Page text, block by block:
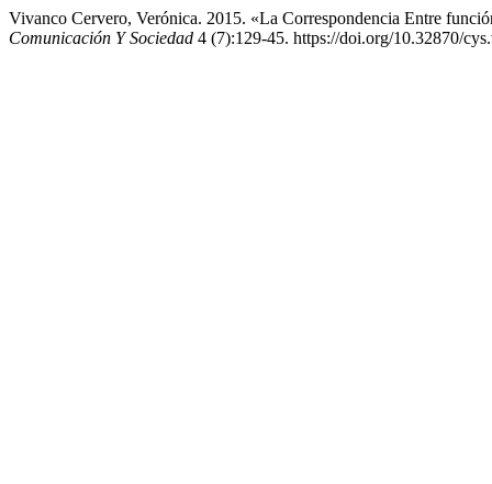
Vivanco Cervero, Verónica. 2015. «La Correspondencia Entre
Comunicación Y Sociedad 4 (7):129-45. https://doi.org/10.32870/